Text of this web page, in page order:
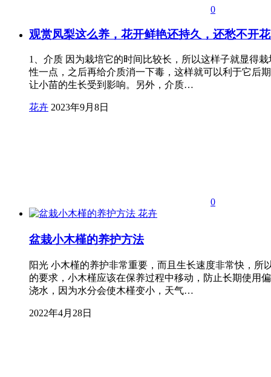
0
观赏凤梨这么养，花开鲜艳还持久，还愁不开
1、介质 因为栽培它的时间比较长，所以这样子就显得
性一点，之后再给介质消一下毒，这样就可以利于它后
让小苗的生长受到影响。另外，介质…
花卉 2023年9月8日
0
花卉
盆栽小木槿的养护方法
阳光 小木槿的养护非常重要，而且生长速度非常快，
的要求，小木槿应该在保养过程中移动，防止长期使用
浇水，因为水分会使木槿变小，天气…
2022年4月28日